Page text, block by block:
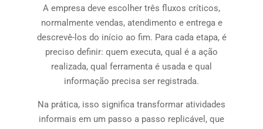
A empresa deve escolher três fluxos críticos,
normalmente vendas, atendimento e entrega e
descrevê-los do início ao fim. Para cada etapa, é
preciso definir: quem executa, qual é a ação
realizada, qual ferramenta é usada e qual
informação precisa ser registrada.
Na prática, isso significa transformar atividades
informais em um passo a passo replicável, que